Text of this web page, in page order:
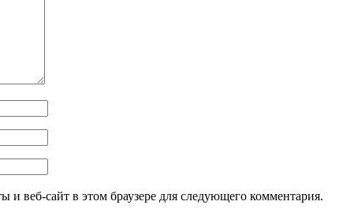
и веб-сайт в этом браузере для следующего комментария.